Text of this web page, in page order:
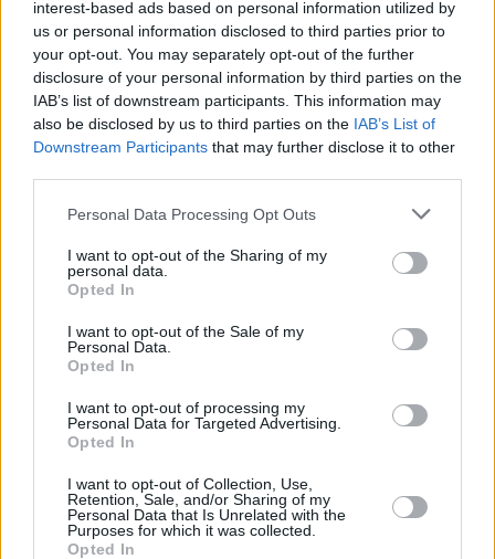
interest-based ads based on personal information utilized by
us or personal information disclosed to third parties prior to
your opt-out. You may separately opt-out of the further
disclosure of your personal information by third parties on the
IAB’s list of downstream participants. This information may
also be disclosed by us to third parties on the IAB’s List of
Downstream Participants that may further disclose it to other
Please note that this website/app uses one or more Google
not limited to your visit or usage behaviour. You may click to
grant or deny consent to Google and its third-party tags to
use your data for below specified purposes in below Google
consent section.
Personal Data Processing Opt Outs
I want to opt-out of the Sharing of my
personal data.
Opted In
I want to opt-out of the Sale of my
Personal Data.
Opted In
I want to opt-out of processing my
Personal Data for Targeted Advertising.
Opted In
I want to opt-out of Collection, Use,
Retention, Sale, and/or Sharing of my
Personal Data that Is Unrelated with the
Purposes for which it was collected.
Opted In
Hirdetés